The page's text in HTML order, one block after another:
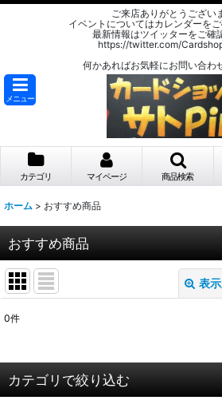
ご来店ありがとうござい
イベントについてはカレンダーをご
最新情報はツイッターをご確
https://twitter.com/
何かあればお気軽にお問い合わ
メニュー
カテゴリ マイページ 商品検索
ホーム > おすすめ商品
おすすめ商品
表
並び順 :
0件
カテゴリで絞り込む